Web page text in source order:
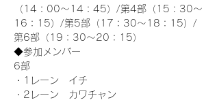
（14：00～14：45）/第4部（15：30～
16：15）/第5部（17：30～18：15）/
第6部（19：30～20：15）
◆参加メンバー
6部
・1レーン　イチ
・2レーン　カワチャン